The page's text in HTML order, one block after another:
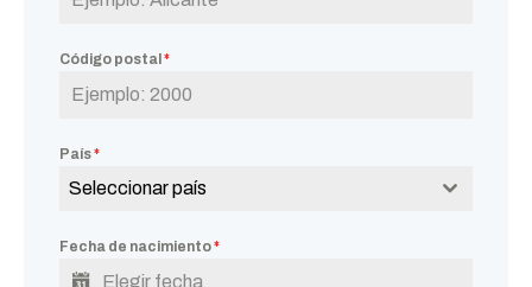
Código postal *
País*
Seleccionar país
Fecha de nacimiento*